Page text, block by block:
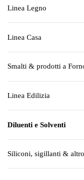
Linea Legno
Linea Casa
Smalti & prodotti a
Linea Edilizia
Diluenti e Solventi
Siliconi, sigillanti & altro